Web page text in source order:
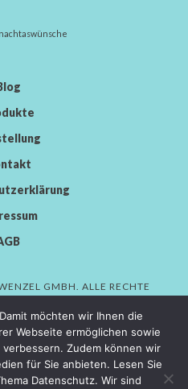
GMBH. ALLE RECHTE
GMBH
möchten wir Ihnen die
Webseite ermöglichen sowie
Zudem können wir
für Sie anbieten. Lesen Sie
Datenschutz. Wir sind